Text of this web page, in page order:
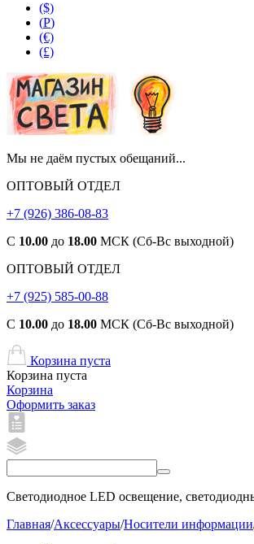
($)
(Р)
(€)
(£)
Мы не даём пустых обещаний...
ОПТОВЫЙ ОТДЕЛ
+7 (926) 386-08-83
С 10.00 до 18.00 МСК (Сб-Вс выходной)
ОПТОВЫЙ ОТДЕЛ
+7 (925) 585-00-88
С 10.00 до 18.00 МСК (Сб-Вс выходной)
Корзина пуста
Корзина пуста
Корзина
Оформить заказ
Светодиодное LED освещение,
Главная/Аксессуары/Носители информации